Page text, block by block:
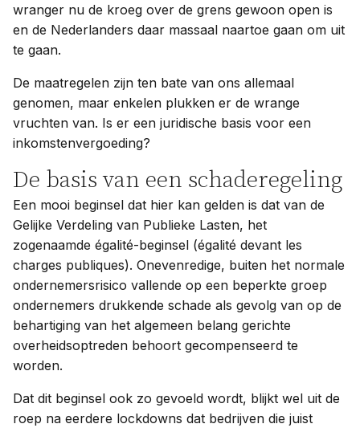
wranger nu de kroeg over de grens gewoon open is
en de Nederlanders daar massaal naartoe gaan om uit
te gaan.
De maatregelen zijn ten bate van ons allemaal
genomen, maar enkelen plukken er de wrange
vruchten van. Is er een juridische basis voor een
inkomstenvergoeding?
De basis van een schaderegeling
Een mooi beginsel dat hier kan gelden is dat van de
Gelijke Verdeling van Publieke Lasten, het
zogenaamde égalité-beginsel (égalité devant les
charges publiques). Onevenredige, buiten het normale
ondernemersrisico vallende op een beperkte groep
ondernemers drukkende schade als gevolg van op de
behartiging van het algemeen belang gerichte
overheidsoptreden behoort gecompenseerd te
worden.
Dat dit beginsel ook zo gevoeld wordt, blijkt wel uit de
roep na eerdere lockdowns dat bedrijven die juist